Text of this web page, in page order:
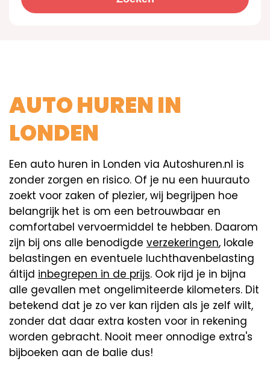
AUTO HUREN IN
LONDEN
Een auto huren in Londen via Autoshuren.nl is
zonder zorgen en risico. Of je nu een huurauto
zoekt voor zaken of plezier, wij begrijpen hoe
belangrijk het is om een betrouwbaar en
comfortabel vervoermiddel te hebben. Daarom
zijn bij ons alle benodigde verzekeringen, lokale
belastingen en eventuele luchthavenbelasting
áltijd inbegrepen in de prijs. Ook rijd je in bijna
alle gevallen met ongelimiteerde kilometers. Dit
betekend dat je zo ver kan rijden als je zelf wilt,
zonder dat daar extra kosten voor in rekening
worden gebracht. Nooit meer onnodige extra's
bijboeken aan de balie dus!